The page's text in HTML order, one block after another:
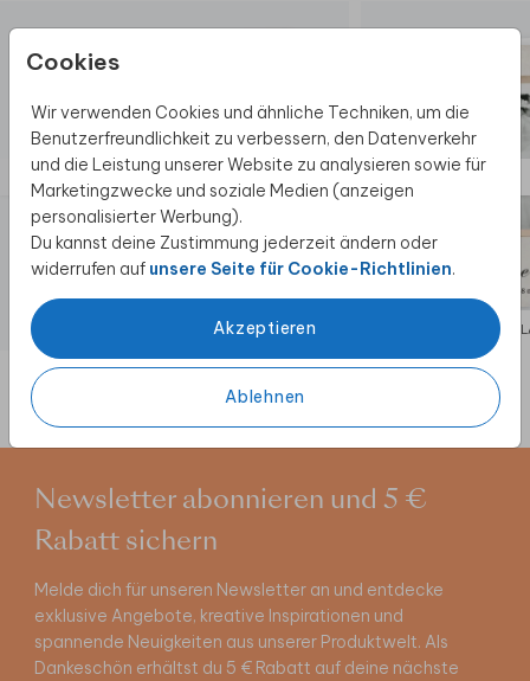
Cookies
Wir verwenden Cookies und ähnliche Techniken, um die
Benutzerfreundlichkeit zu verbessern, den Datenverkehr
und die Leistung unserer Website zu analysieren sowie für
Marketingzwecke und soziale Medien (anzeigen
personalisierter Werbung).
Du kannst deine Zustimmung jederzeit ändern oder
widerrufen auf unsere Seite für Cookie-Richtlinien.
Akzeptieren
Ablehnen
Newsletter abonnieren und 5 €
Rabatt sichern
Melde dich für unseren Newsletter an und entdecke
exklusive Angebote, kreative Inspirationen und
spannende Neuigkeiten aus unserer Produktwelt. Als
Dankeschön erhältst du 5 € Rabatt auf deine nächste